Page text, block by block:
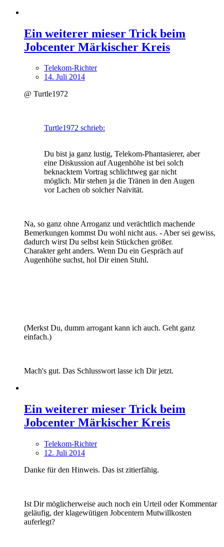
Ein weiterer mieser Trick beim
Jobcenter Märkischer Kreis
Telekom-Richter
14. Juli 2014
@ Turtle1972
Turtle1972 schrieb:
Du bist ja ganz lustig, Telekom-Phantasierer, aber
eine Diskussion auf Augenhöhe ist bei solch
beknacktem Vortrag schlichtweg gar nicht
möglich. Mir stehen ja die Tränen in den Augen
vor Lachen ob solcher Naivität.
Na, so ganz ohne Arroganz und verächtlich machende
Bemerkungen kommst Du wohl nicht aus. - Aber sei gewiss,
dadurch wirst Du selbst kein Stückchen größer.
Charakter geht anders. Wenn Du ein Gespräch auf
Augenhöhe suchst, hol Dir einen Stuhl.
(Merkst Du, dumm arrogant kann ich auch. Geht ganz
einfach.)
Mach's gut. Das Schlusswort lasse ich Dir jetzt.
Ein weiterer mieser Trick beim
Jobcenter Märkischer Kreis
Telekom-Richter
12. Juli 2014
Danke für den Hinweis. Das ist zitierfähig.
Ist Dir möglicherweise auch noch ein Urteil oder Kommentar
geläufig, der klagewütigen Jobcentern Mutwillkosten
auferlegt?